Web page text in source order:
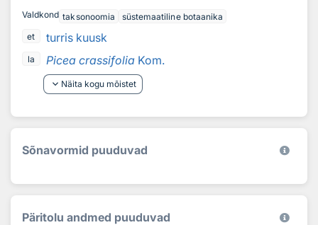
Valdkond taksonoomia
süstemaatiline botaanika
et
turris kuusk
la Picea crassifolia Kom.
keyboard_arrow_down Näita kogu mõistet
Sõnavormid puuduvad
Päritolu andmed puuduvad